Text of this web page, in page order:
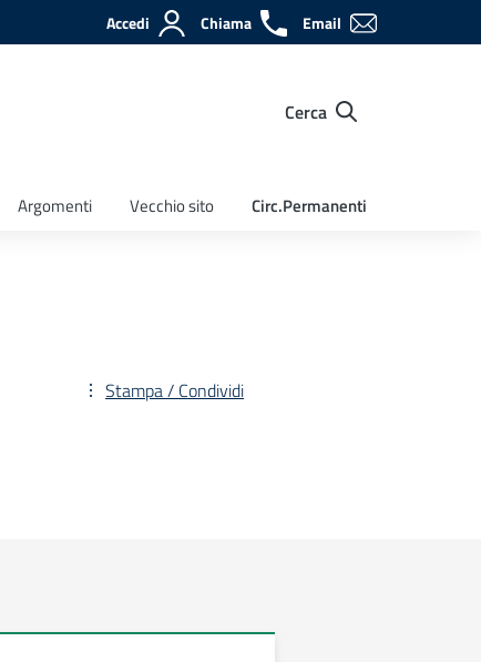
Accedi Chiama Email
Cerca
Argomenti Vecchio sito Circ.Permanenti
Stampa / Condividi